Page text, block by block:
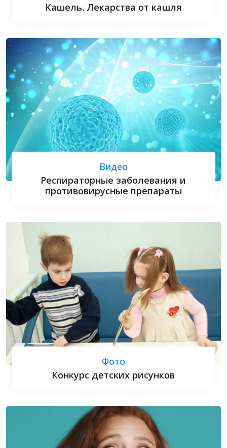
Кашель. Лекарства от кашля
Видео
Респираторные заболевания и
противовирусные препараты
Фото
Конкурс детских рисунков